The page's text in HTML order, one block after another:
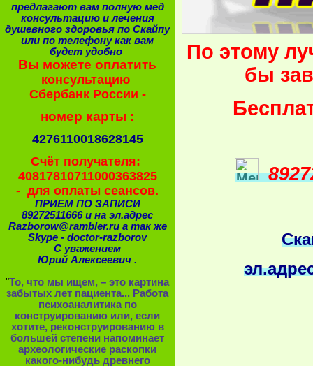
предлагают вам полную мед
консультацию и лечения
душевного здоровья по Скайпу
или по телефону как вам
будет удобно
Вы можете оплатить
консультацию
Сбербанк России -
номер карты :
4276110018628145
Счёт получателя:
40817810711000363825
- для оплаты сеансов.
ПРИЕМ ПО ЗАПИСИ
89272511666 и на эл.адрес
Razborow@rambler.ru а так же
Skype - doctor-razborov
С уважением
Юрий Алексеевич .
"То, что мы ищем, – это картина
забытых лет пациента... Работа
психоаналитика по
конструированию или, если
хотите, реконструированию в
большей степени напоминает
археологические раскопки
какого-нибудь древнего
По этому
бы